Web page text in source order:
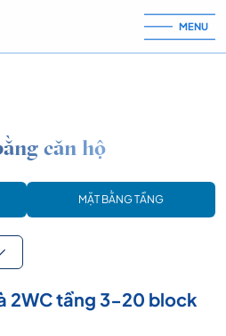
MENU
căn hộ
MẶT BẰNG TẦNG
2WC tầng 3-20 block